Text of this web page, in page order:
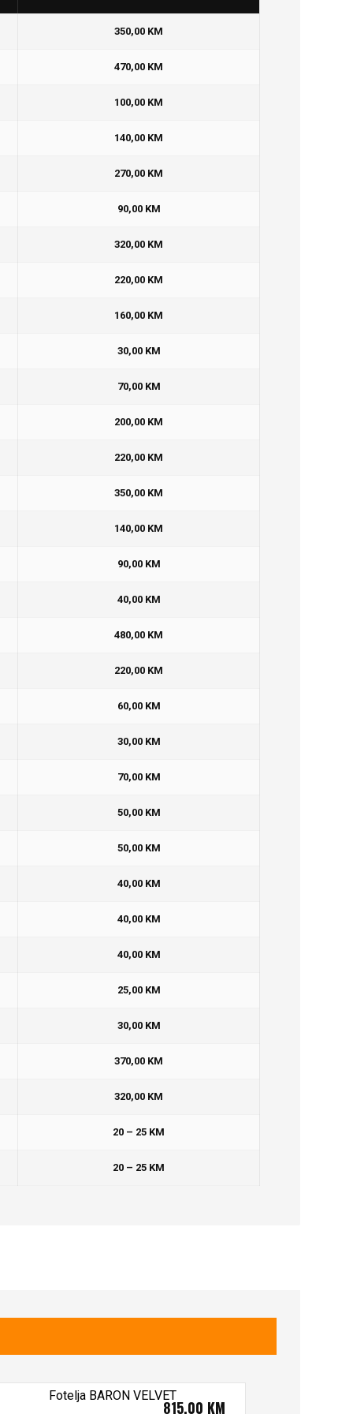
350,00 KM
470,00 KM
100,00 KM
140,00 KM
270,00 KM
90,00 KM
320,00 KM
220,00 KM
160,00 KM
30,00 KM
70,00 KM
200,00 KM
220,00 KM
350,00 KM
140,00 KM
90,00 KM
40,00 KM
480,00 KM
220,00 KM
60,00 KM
30,00 KM
70,00 KM
50,00 KM
50,00 KM
40,00 KM
40,00 KM
40,00 KM
25,00 KM
30,00 KM
370,00 KM
320,00 KM
20 – 25 KM
20 – 25 KM
815,00 KM